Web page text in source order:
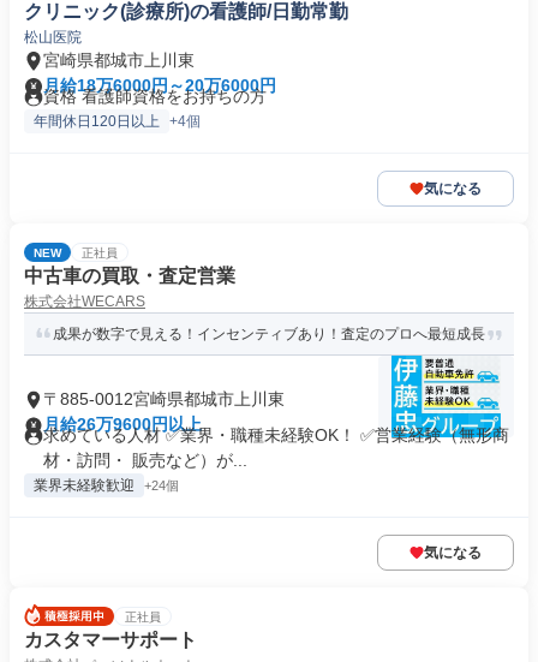
クリニック(診療所)の看護師/日勤常勤
松山医院
宮崎県都城市上川東
月給18万6000円～20万6000円
資格 看護師資格をお持ちの方
年間休日120日以上 +4個
気になる
NEW 正社員
中古車の買取・査定営業
株式会社WECARS
成果が数字で見える！インセンティブあり！査定のプロへ最短成長
〒885-0012宮崎県都城市上川東
月給26万9600円以上
求めている人材 ✅業界・職種未経験OK！ ✅営業経験（無形商
材・訪問・ 販売など）が...
業界未経験歓迎 +24個
気になる
正社員
カスタマーサポート